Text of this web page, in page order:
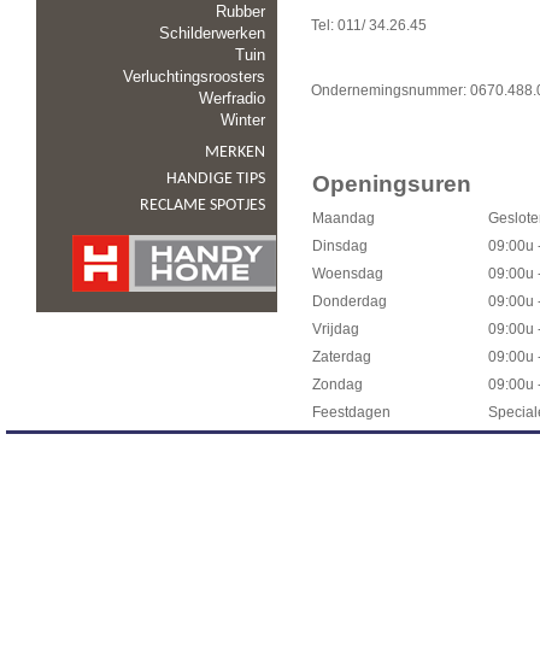
Rubber
Schilderwerken
Tuin
Verluchtingsroosters
Werfradio
Winter
MERKEN
HANDIGE TIPS
RECLAME SPOTJES
Tel: 011/ 34.26.45
Ondernemingsnummer:
Openingsuren
Maandag
Dinsdag
09:00u
Woensdag
09:00u
Donderdag
09:00u
Vrijdag
09:00u
Zaterdag
09:00u
Zondag
09:00u
Feestdagen